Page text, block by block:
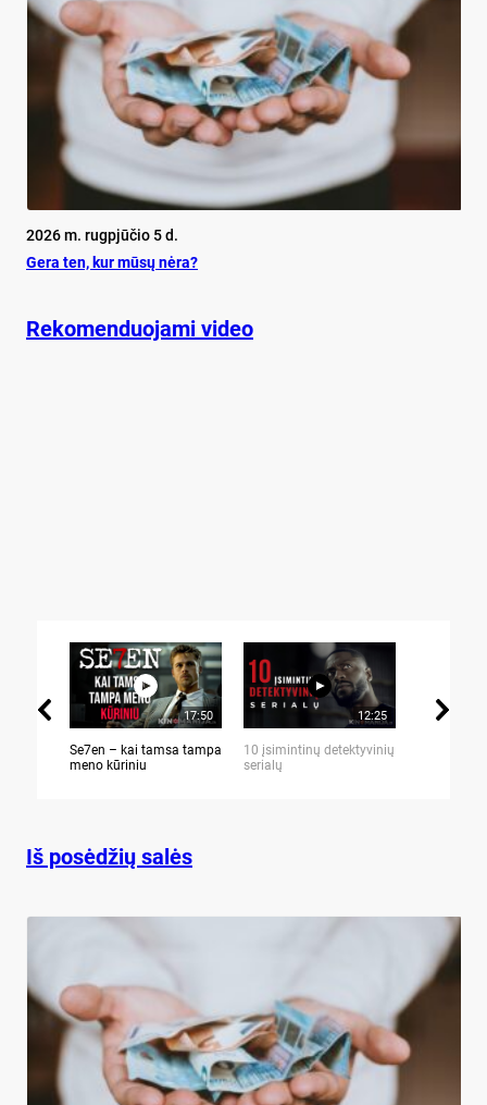
2026 m. rugpjūčio 5 d.
Ge­ra ten, kur mū­sų nė­ra?
Rekomenduojami video
17:50
Se7en – kai tamsa tampa
meno kūriniu
12:25
10 įsimintinų detektyvinių
serialų
Iš posėdžių salės